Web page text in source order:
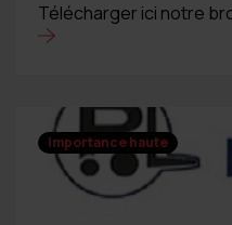
Télécharger ici notre
Importance haute